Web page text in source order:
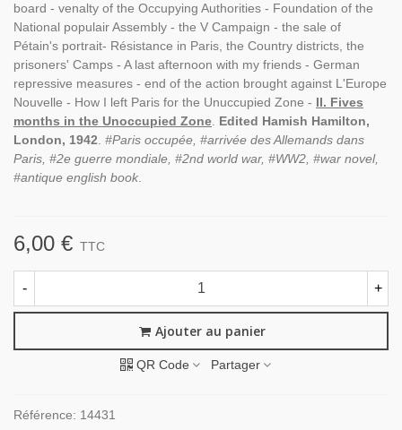
board - venalty of the Occupying Authorities - Foundation of the
National populair Assembly - the V Campaign - the sale of
Pétain's portrait- Résistance in Paris, the Country districts, the
prisoners' Camps - A last afternoon with my friends - German
repressive measures - end of the action brought against L'Europe
Nouvelle - How I left Paris for the Unuccupied Zone - II. Fives
months in the Unoccupied Zone Edited Hamish Hamilton,
London, 1942 #Paris occupée, #arrivée des Allemands dans
Paris, #2e guerre mondiale, #2nd world war, #WW2, #war novel,
#antique english book
6,00 € TTC
- +
Ajouter au panier
QR Code Partager
Référence: 14431